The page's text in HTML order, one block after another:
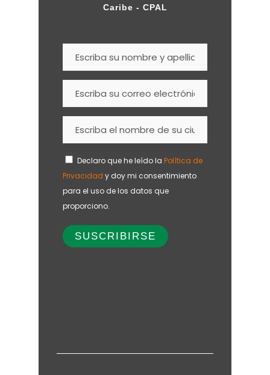
Caribe - CPAL
Declaro que he leído la Política de
Privacidad y doy mi consentimiento
para el uso de los datos que
proporciono.